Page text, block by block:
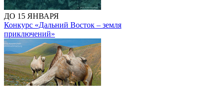
ДО 15 ЯНВАРЯ
Конкурс «Дальний Восток – земля
приключений»